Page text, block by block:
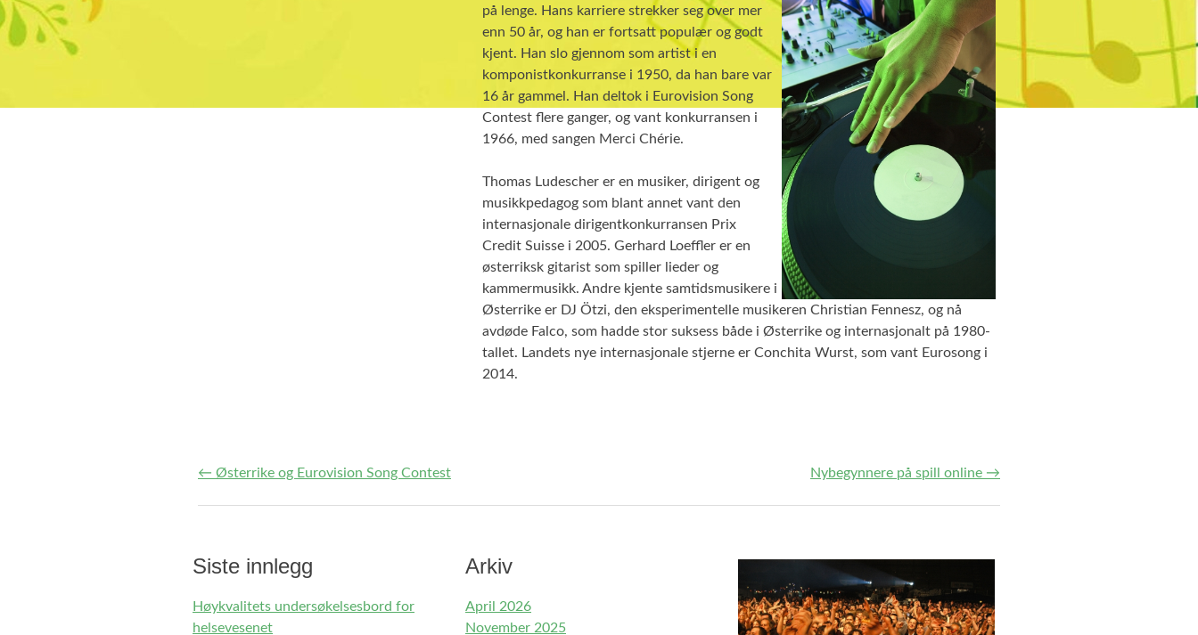
på lenge. Hans karriere strekker seg over mer
enn 50 år, og han er fortsatt populær og godt
kjent. Han slo gjennom som artist i en
komponistkonkurranse i 1950, da han bare var
16 år gammel. Han deltok i Eurovision Song
Contest flere ganger, og vant konkurransen i
1966, med sangen Merci Chérie.
Thomas Ludescher er en musiker, dirigent og
musikkpedagog som blant annet vant den
internasjonale dirigentkonkurransen Prix
Credit Suisse i 2005. Gerhard Loeffler er en
østerriksk gitarist som spiller lieder og
kammermusikk. Andre kjente samtidsmusikere i
Østerrike er DJ Ötzi, den eksperimentelle musikeren Christian Fennesz, og nå
avdøde Falco, som hadde stor suksess både i Østerrike og internasjonalt på 1980-
tallet. Landets nye internasjonale stjerne er Conchita Wurst, som vant Eurosong i
2014.
Post navigation
← Østerrike og Eurovision Song Contest Nybegynnere på spill online →
Siste innlegg
Høykvalitets undersøkelsesbord for
helsevesenet
Arkiv
April 2026
November 2025